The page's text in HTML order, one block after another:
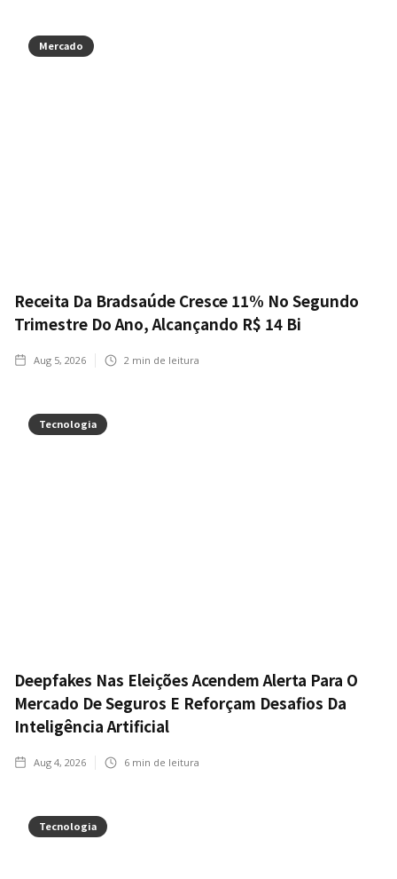
Mercado
Receita Da Bradsaúde Cresce 11% No Segundo
Trimestre Do Ano, Alcançando R$ 14 Bi
Aug 5, 2026 2 min de leitura
Tecnologia
Deepfakes Nas Eleições Acendem Alerta Para O
Mercado De Seguros E Reforçam Desafios Da
Inteligência Artificial
Aug 4, 2026 6 min de leitura
Tecnologia